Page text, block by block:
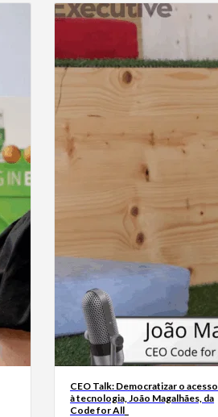
CEO Talk: Democratizar o acesso
à tecnologia, João Magalhães, da
Code for All_